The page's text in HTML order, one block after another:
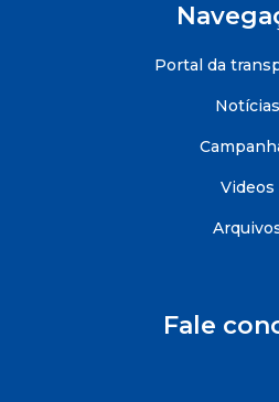
Portal da
Notícias
Videos
Fale